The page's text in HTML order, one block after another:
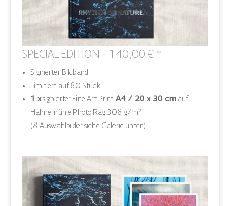
SPECIAL EDITION – 140,00 € *
Signierter Bildband
Limitiert auf 80 Stück
1 xsignierter Fine Art PrintA4 / 20 x 30 cmauf
Hahnemühle Photo Rag 308 g/m²
(8 Auswahlbilder siehe Galerie unten)